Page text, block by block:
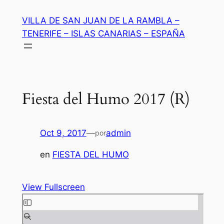
contenido
VILLA DE SAN JUAN DE LA RAMBLA –
TENERIFE – ISLAS CANARIAS – ESPAÑA
Fiesta del Humo 2017 (R)
Oct 9, 2017—poradmin
en FIESTA DEL HUMO
View Fullscreen
Saltar
al